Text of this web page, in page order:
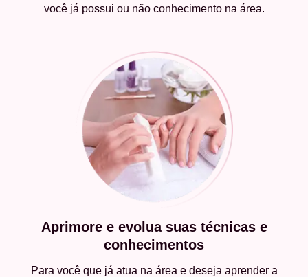
você já possui ou não conhecimento na área.
Aprimore e evolua suas técnicas e
conhecimentos
Para você que já atua na área e deseja aprender a